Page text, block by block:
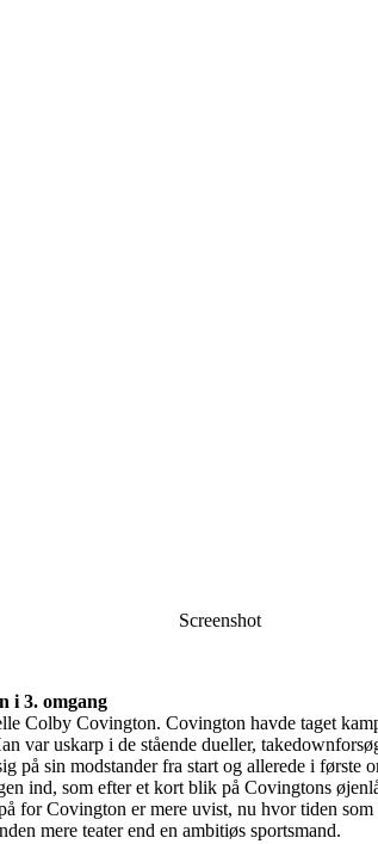
Screenshot
i 3. omgang
Colby Covington. Covington havde taget
var uskarp i de stående dueller,
på sin modstander fra start og allerede i
ind, som efter et kort blik på Covingtons
for Covington er mere uvist, nu hvor tiden
mere teater end en ambitiøs sportsmand.